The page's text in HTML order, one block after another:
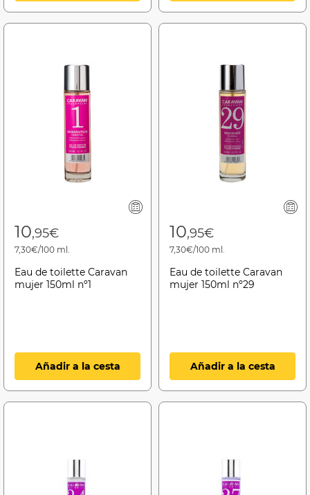
10,95€
7,30€/100 ml.
Eau de toilette Caravan
mujer 150ml nº1
Añadir a la cesta
10,95€
7,30€/100 ml.
Eau de toilette Caravan
mujer 150ml nº29
Añadir a la cesta